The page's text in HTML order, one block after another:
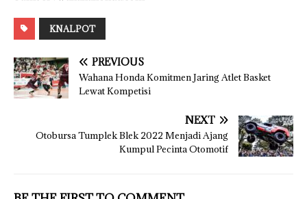
KNALPOT
PREVIOUS
Wahana Honda Komitmen Jaring Atlet Basket
Lewat Kompetisi
NEXT
Otobursa Tumplek Blek 2022 Menjadi Ajang
Kumpul Pecinta Otomotif